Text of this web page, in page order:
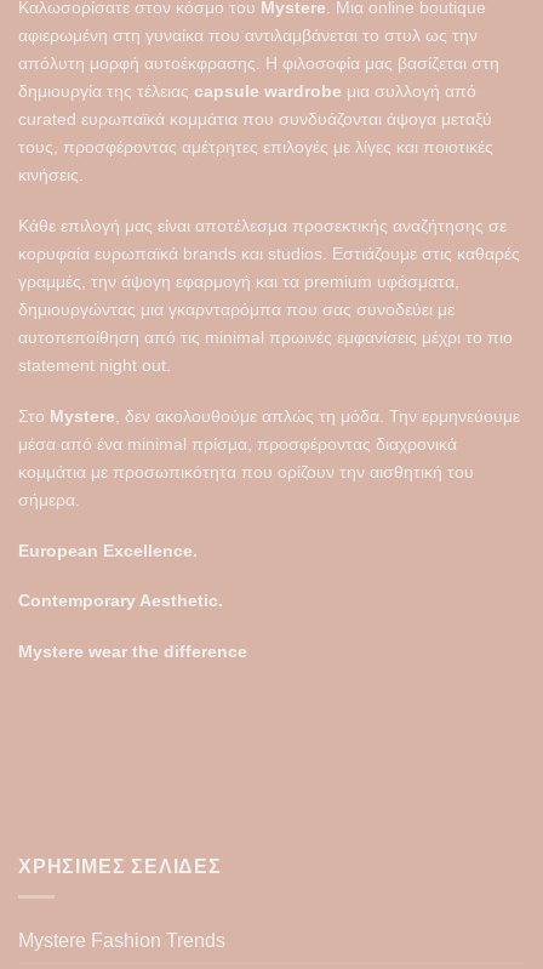
προϊόντος
Καλωσορίσατε στον κόσμο του Mystere. Μια online boutique
αφιερωμένη στη γυναίκα που αντιλαμβάνεται το στυλ ως την
απόλυτη μορφή αυτοέκφρασης. Η φιλοσοφία μας βασίζεται στη
δημιουργία της τέλειας capsule wardrobe μια συλλογή από
curated ευρωπαϊκά κομμάτια που συνδυάζονται άψογα μεταξύ
τους, προσφέροντας αμέτρητες επιλογές με λίγες και ποιοτικές
κινήσεις.
Κάθε επιλογή μας είναι αποτέλεσμα προσεκτικής αναζήτησης σε
κορυφαία ευρωπαϊκά brands και studios. Εστιάζουμε στις καθαρές
γραμμές, την άψογη εφαρμογή και τα premium υφάσματα,
δημιουργώντας μια γκαρνταρόμπα που σας συνοδεύει με
αυτοπεποίθηση από τις minimal πρωινές εμφανίσεις μέχρι το πιο
statement night out.
Στο Mystere , δεν ακολουθούμε απλώς τη μόδα. Την ερμηνεύουμε
μέσα από ένα minimal πρίσμα, προσφέροντας διαχρονικά
κομμάτια με προσωπικότητα που ορίζουν την αισθητική του
σήμερα.
European Excellence.
Contemporary Aesthetic.
Mystere wear the difference
ΧΡΉΣΙΜΕΣ ΣΕΛΊΔΕΣ
Mystere Fashion Trends